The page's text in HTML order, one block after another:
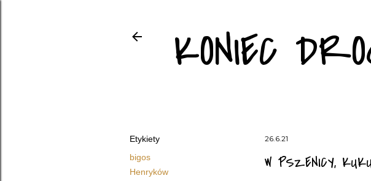
KONIEC
Etykiety
bigos
Henryków
26.6.21
W PSZENICY,